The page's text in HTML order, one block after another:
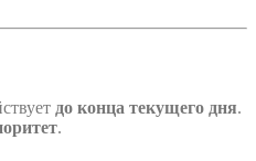
до конца текущего дня.
.